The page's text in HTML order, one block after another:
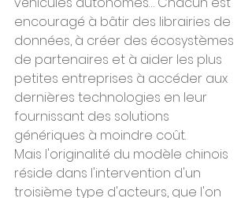
encouragé à bâtir des librairies de
données, à créer des écosystèmes
de partenaires et à aider les plus
petites entreprises à accéder aux
dernières technologies en leur
fournissant des solutions
génériques à moindre coût.
Mais l'originalité du modèle chinois
réside dans l'intervention d'un
troisième type d'acteurs, que l'on